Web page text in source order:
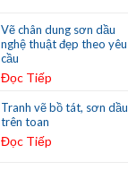
Vẽ chân dung sơn dầu
nghệ thuật đẹp theo yêu
cầu
Đọc Tiếp
Tranh vẽ bồ tát, sơn dầu
trên toan
Đọc Tiếp